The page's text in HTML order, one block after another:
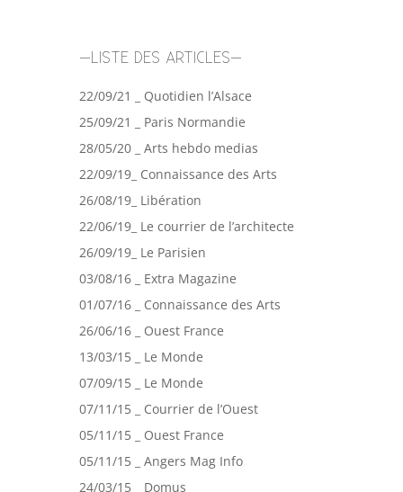
–LISTE DES ARTICLES–
22/09/21 _ Quotidien l’Alsace
25/09/21 _ Paris Normandie
28/05/20 _ Arts hebdo medias
22/09/19_ Connaissance des Arts
26/08/19_ Libération
22/06/19_ Le courrier de l’architecte
26/09/19_ Le Parisien
03/08/16 _ Extra Magazine
01/07/16 _ Connaissance des Arts
26/06/16 _ Ouest France
13/03/15 _ Le Monde
07/09/15 _ Le Monde
07/11/15 _ Courrier de l’Ouest
05/11/15 _ Ouest France
05/11/15 _ Angers Mag Info
24/03/15 _ Domus